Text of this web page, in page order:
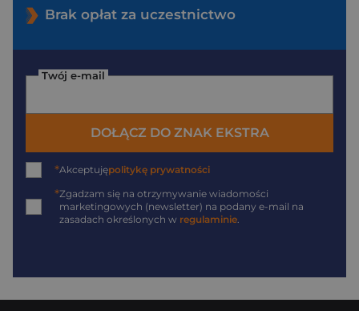
Brak opłat za uczestnictwo
Twój e-mail
DOŁĄCZ DO ZNAK EKSTRA
*Akceptujępolitykę prywatności
*Zgadzam się na otrzymywanie wiadomości
marketingowych (newsletter) na podany e-mail na
zasadach określonych w regulaminie.